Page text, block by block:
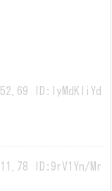
ID:lyMdKliYd
ID:9rV1Yn/Mr